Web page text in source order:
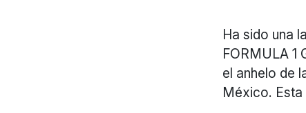
Ha sido una
FORMULA 1
el anhelo de
México. Esta